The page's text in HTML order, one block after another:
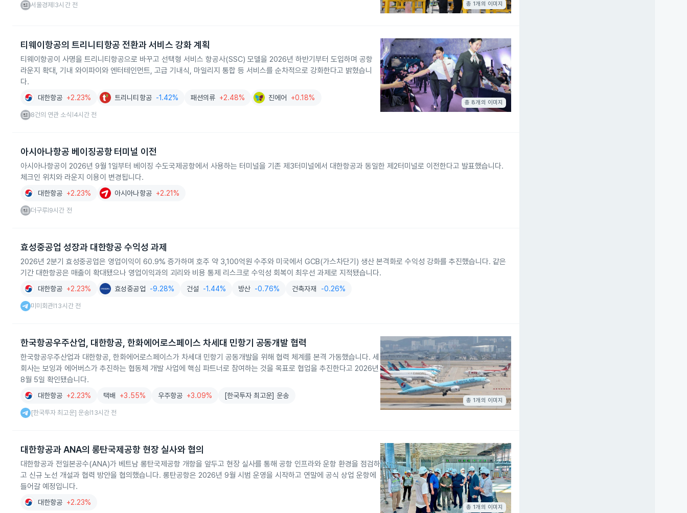
서울경제 3시간 전 총 1개의 이미지
티웨이항공의 트리니티항공 전환과 서비스 강화 계획
티웨이항공이 사명을 트리니티항공으로 바꾸고 선택형 서비스 항공사(SSC) 모델을 2026년 하반기부터 도입하며 공항
라운지 확대, 기내 와이파이와 엔터테인먼트, 고급 기내식, 마일리지 통합 등 서비스를 순차적으로 강화한다고 밝혔습니
다.
대한항공 +2.23% 트리니티항공 -1.42% 패션의류 +2.48% 진에어 +0.18%
8건의 연관 소식 4시간 전
총 8개의 이미지
아시아나항공 베이징공항 터미널 이전
아시아나항공이 2026년 9월 1일부터 베이징 수도국제공항에서 사용하는 터미널을 기존 제3터미널에서 대한항공과 동일한 제2터미널로 이전한다고 발표했습니다.
체크인 위치와 라운지 이용이 변경됩니다.
대한항공 +2.23% 아시아나항공 +2.21%
더구루 9시간 전
효성중공업 성장과 대한항공 수익성 과제
2026년 2분기 효성중공업은 영업이익이 60.9% 증가하며 호주 약 3,100억원 수주와 미국에서 GCB(가스차단기) 생산 본격화로 수익성 강화를 추진했습니다. 같은
기간 대한항공은 매출이 확대됐으나 영업이익과의 괴리와 비용 통제 리스크로 수익성 회복이 최우선 과제로 지적됐습니다.
대한항공 +2.23% 효성중공업 -9.28% 건설 -1.44% 방산 -0.76% 건축자재 -0.26%
미미회관 |13시간 전
한국항공우주산업, 대한항공, 한화에어로스페이스 차세대 민항기 공동개발 협력
한국항공우주산업과 대한항공, 한화에어로스페이스가 차세대 민항기 공동개발을 위해 협력 체계를 본격 가동했습니다. 세
회사는 보잉과 에어버스가 추진하는 협동체 개발 사업에 핵심 파트너로 참여하는 것을 목표로 협업을 추진한다고 2026년
8월 5일 확인됐습니다.
대한항공 +2.23% 택배 +3.55% 우주항공 +3.09% [한국투자 최고운] 운송
[한국투자 최고운] 운송| 13시간 전
총 1개의 이미지
대한항공과 ANA의 롱탄국제공항 현장 실사와 협의
대한항공과 전일본공수(ANA)가 베트남 롱탄국제공항 개항을 앞두고 현장 실사를 통해 공항 인프라와 운항 환경을 점검하
고 신규 노선 개설과 협력 방안을 협의했습니다. 롱탄공항은 2026년 9월 시범 운영을 시작하고 연말에 공식 상업 운항에
들어갈 예정입니다.
대한항공 +2.23%
총 1개의 이미지